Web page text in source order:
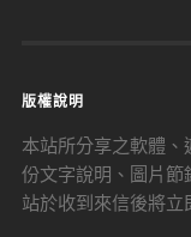
版權說明
本站所分享之軟體
份文字說明、圖片節
站於收到來信後將立